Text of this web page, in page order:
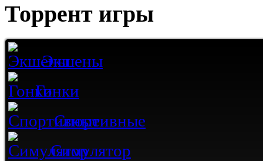
Торрент игры
Экшены
Гонки
Спортивные
Симулятор